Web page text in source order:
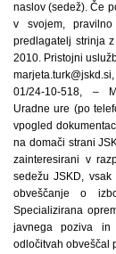
naslov (sedež). Če
v svojem,
predlagatelj strinja
2010. Pristojni
01/24-10-518, –
Uradne ure (po
vpogled
na domači strani
zainteresirani v
sedežu JSKD,
obveščanje o
Specializirana
javnega poziva in
odločitvah obveščal